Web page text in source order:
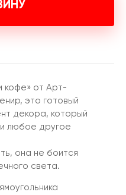
кофе» от Арт-
это готовый
декора, который
любое другое
она не боится
света.